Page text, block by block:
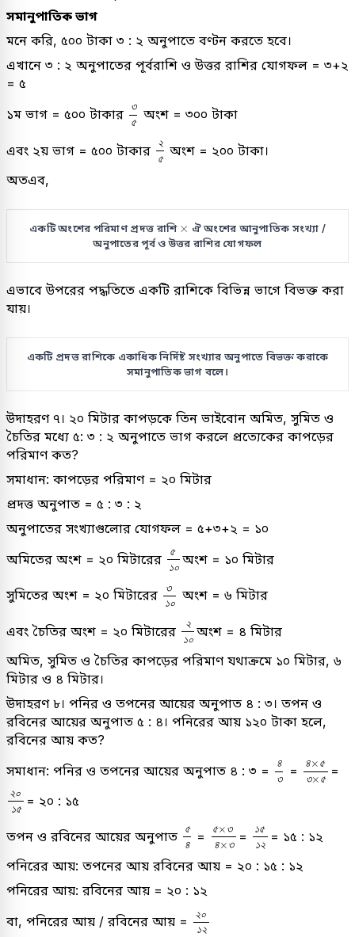
সমানুপাতিক ভাগ
মনে করি, ৫০০ টাকা ৩ : ২ অনুপাতে বণ্টন করতে হবে।
এখানে ৩ : ২ অনুপাতের পূর্বরাশি ও উত্তর রাশির যোগফল = ৩+২
= ৫
১ম ভাগ = ৫০০ টাকার
৩
৫
৩
অংশ = ৩০০ টাকা
এবং ২য় ভাগ = ৫০০ টাকার
২
৫
২
অংশ = ২০০ টাকা।
অতএব,
একটি অংশের পরিমাণ প্রদত্ত রাশি ×
× ঐ অংশের আনুপাতিক সংখ্যা /
অনুপাতের পূর্ব ও উত্তর রাশির যোগফল
এভাবে উপরের পদ্ধতিতে একটি রাশিকে বিভিন্ন ভাগে বিভক্ত করা
যায়।
একটি প্রদত্ত রাশিকে একাধিক নির্দিষ্ট সংখ্যার অনুপাতে বিভক্ত করাকে
সমানুপাতিক ভাগ বলে।
উদাহরণ ৭। ২০ মিটার কাপড়কে তিন ভাইবোন অমিত, সুমিত ও
চৈতির মধ্যে ৫: ৩ : ২ অনুপাতে ভাগ করলে প্রত্যেকের কাপড়ের
পরিমাণ কত?
সমাধান: কাপড়ের পরিমাণ = ২০ মিটার
প্রদত্ত অনুপাত = ৫ : ৩ : ২
অনুপাতের সংখ্যাগুলোর যোগফল = ৫+৩+২ = ১০
অমিতের অংশ = ২০ মিটারের
৫
১০
৫
অংশ = ১০ মিটার
সুমিতের অংশ = ২০ মিটারের
৩
১০
৩
অংশ = ৬ মিটার
এবং চৈতির অংশ = ২০ মিটারের
২
১০
২১
অংশ = ৪ মিটার
অমিত, সুমিত ও চৈতির কাপড়ের পরিমাণ যথাক্রমে ১০ মিটার, ৬
মিটার ও ৪ মিটার।
উদাহরণ ৮। পনির ও তপনের আয়ের অনুপাত ৪ : ৩। তপন ও
রবিনের আয়ের অনুপাত ৫ : ৪। পনিরের আয় ১২০ টাকা হলে,
রবিনের আয় কত?
সমাধান: পনির ও তপনের আয়ের অনুপাত ৪ : ৩ =
৪
৩
৪
= ৪× ৫
৩× ৫
৪×৫
=
২০
১৫
২
= ২০ : ১৫
তপন ও রবিনের আয়ের অনুপাত
৫
৪
৫
= ৫× ৩
৪× ৩
৫×৩ ×৩
= ১৫
১২
১৫
= ১৫ : ১২
পনিরের আয়: তপনের আয় রবিনের আয় = ২০ : ১৫ : ১২
পনিরের আয়: রবিনের আয় = ২০ : ১২
বা, পনিরের আয় / রবিনের আয় =
২০
১২
২